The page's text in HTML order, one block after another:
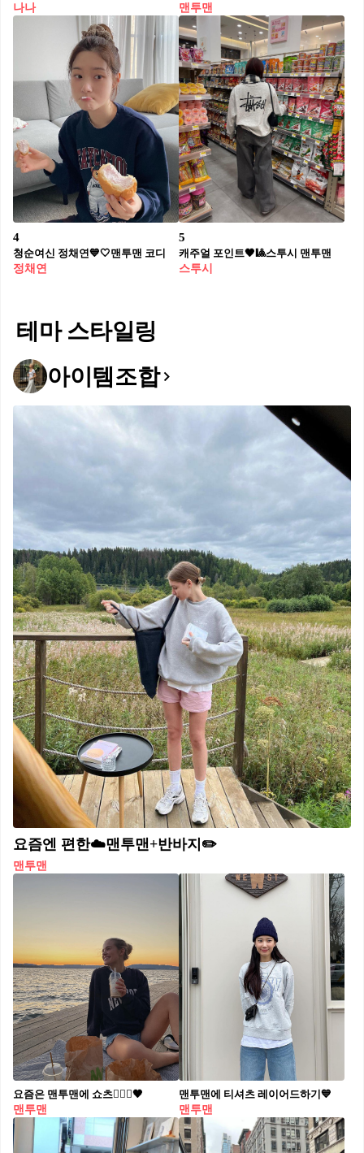
나나
맨투맨
4
청순여신 정채연💙🤍맨투맨 코디
정채연
5
캐주얼 포인트🖤🎱스투시 맨투맨
스투시
테마 스타일링
아이템조합
요즘엔 편한☁️맨투맨+반바지✏️
맨투맨
요즘은 맨투맨에 쇼츠🙆🏻‍♀️🖤
맨투맨
맨투맨에 티셔츠 레이어드하기💙
맨투맨